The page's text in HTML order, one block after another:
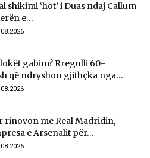
shikimi ‘hot’ i Duas ndaj Callum
e...
gabim? Rregulli 60-
që ndryshon gjithçka nga...
rinovon me Real Madridin,
e Arsenalit për...